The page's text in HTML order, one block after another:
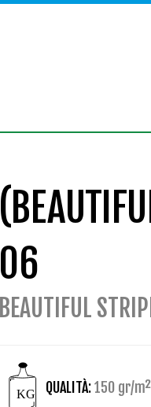
06
BEAUTIFUL
QUALITÀ:150 gr/m²